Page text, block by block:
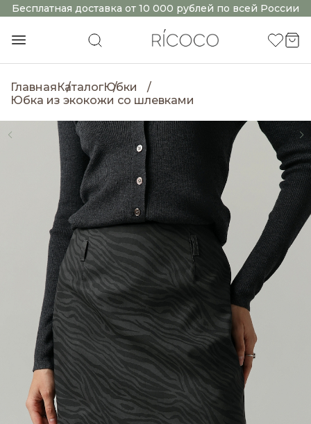
Бесплатная доставка от 10 000 рублей по всей России
ГлавнаяКаталогЮбки
Юбка из экокожи со шлевками